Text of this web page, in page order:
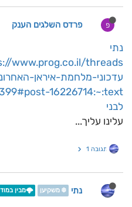
פ פרדס השלגים הענק
נתי
לבני
עלינו עליך...
תגובה 1
נתי ❄️ משקיען 🌩️מבין